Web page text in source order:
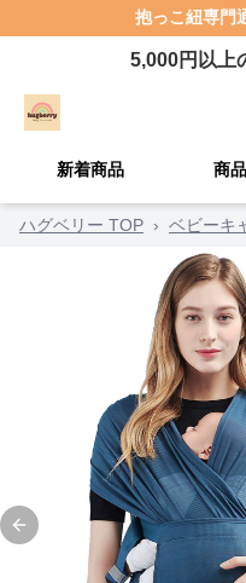
抱っこ紐専門
5,000円以上
新着商品 商
ハグベリー TOP › ベビーキ
Previous slide